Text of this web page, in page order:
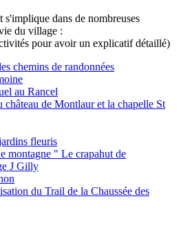
s'implique dans de nombreuses
du village :
pour avoir un explicatif détaillé)
chemins de randonnées
au Rancel
château de Montlaur et la chapelle St
fleuris
montagne " Le crapahut de
J Gilly
du Trail de la Chaussée des